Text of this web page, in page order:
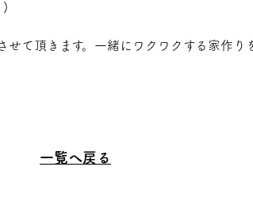
)
て頂きます。一緒にワクワクする家作り
一覧へ戻る